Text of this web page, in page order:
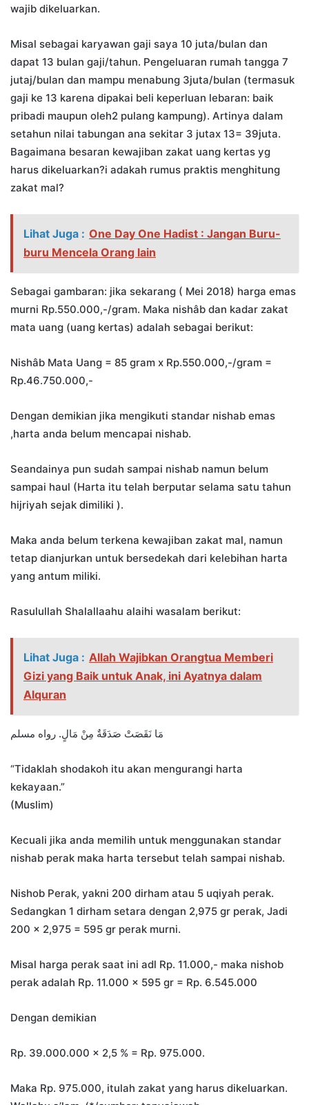
wajib dikeluarkan.
Misal sebagai karyawan gaji saya 10 juta/bulan dan
dapat 13 bulan gaji/tahun. Pengeluaran rumah tangga 7
jutaj/bulan dan mampu menabung 3juta/bulan (termasuk
gaji ke 13 karena dipakai beli keperluan lebaran: baik
pribadi maupun oleh2 pulang kampung). Artinya dalam
setahun nilai tabungan ana sekitar 3 jutax 13= 39juta.
Bagaimana besaran kewajiban zakat uang kertas yg
harus dikeluarkan?i adakah rumus praktis menghitung
zakat mal?
Lihat Juga : One Day One Hadist : Jangan Buru-
buru Mencela Orang lain
Sebagai gambaran: jika sekarang ( Mei 2018) harga emas
murni Rp.550.000,-/gram. Maka nishâb dan kadar zakat
mata uang (uang kertas) adalah sebagai berikut:
Nishâb Mata Uang = 85 gram x Rp.550.000,-/gram =
Rp.46.750.000,-
Dengan demikian jika mengikuti standar nishab emas
,harta anda belum mencapai nishab.
Seandainya pun sudah sampai nishab namun belum
sampai haul (Harta itu telah berputar selama satu tahun
hijriyah sejak dimiliki ).
Maka anda belum terkena kewajiban zakat mal, namun
tetap dianjurkan untuk bersedekah dari kelebihan harta
yang antum miliki.
Rasulullah Shalallaahu alaihi wasalam berikut:
Lihat Juga : Allah Wajibkan Orangtua Memberi
Gizi yang Baik untuk Anak, ini Ayatnya dalam
Alquran
مَا نَقَصَتْ صَدَقَةٌ مِنْ مَالٍ. رواه مسلم
“Tidaklah shodakoh itu akan mengurangi harta
kekayaan.”
(Muslim)
Kecuali jika anda memilih untuk menggunakan standar
nishab perak maka harta tersebut telah sampai nishab.
Nishob Perak, yakni 200 dirham atau 5 uqiyah perak.
Sedangkan 1 dirham setara dengan 2,975 gr perak, Jadi
200 x 2,975 = 595 gr perak murni.
Misal harga perak saat ini adl Rp. 11.000,- maka nishob
perak adalah Rp. 11.000 x 595 gr = Rp. 6.545.000
Dengan demikian
Rp. 39.000.000 x 2,5 % = Rp. 975.000.
Maka Rp. 975.000, itulah zakat yang harus dikeluarkan.